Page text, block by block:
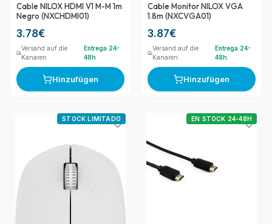
Cable NILOX HDMI V1 M-M 1m
Negro (NXCHDMI01)
3.78€
Versand auf die
Kanaren
Entrega 24-
48h
Hinzufügen
Cable Monitor NILOX VGA
1.8m (NXCVGA01)
3.87€
Versand auf die
Kanaren
Entrega 24-
48h
Hinzufügen
STOCK LIMITADO EN STOCK 24-48H